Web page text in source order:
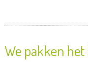
We pakken